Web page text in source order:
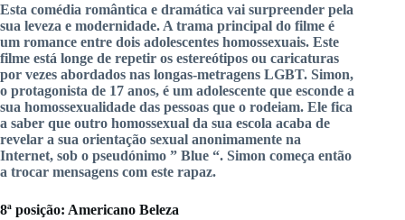
Esta comédia romântica e dramática vai surpreender pela
sua leveza e modernidade. A trama principal do filme é
um romance entre dois adolescentes homossexuais. Este
filme está longe de repetir os estereótipos ou caricaturas
por vezes abordados nas longas-metragens LGBT. Simon,
o protagonista de 17 anos, é um adolescente que esconde a
sua homossexualidade das pessoas que o rodeiam. Ele fica
a saber que outro homossexual da sua escola acaba de
revelar a sua orientação sexual anonimamente na
Internet, sob o pseudónimo ” Blue “. Simon começa então
a trocar mensagens com este rapaz.
8ª posição: Americano Beleza